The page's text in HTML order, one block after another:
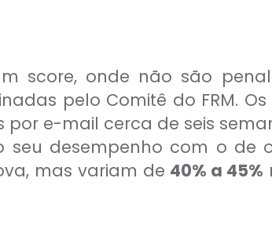
score, onde não são
pelo Comitê do FRM.
e-mail cerca de seis
desempenho com o de
mas variam de 40% a 45%